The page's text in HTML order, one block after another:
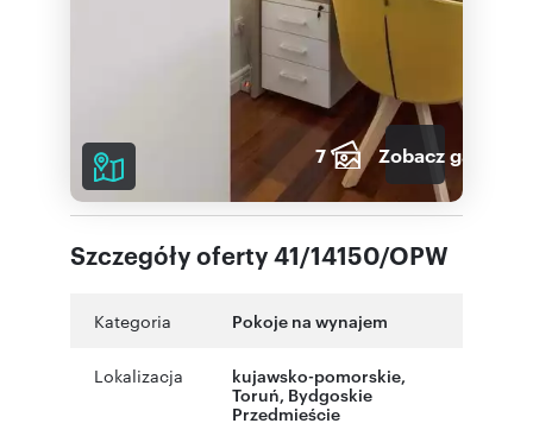
7 Zobacz galerię
Szczegóły oferty 41/14150/OPW
Kategoria Pokoje na wynajem
Lokalizacja kujawsko-pomorskie,
Toruń, Bydgoskie
Przedmieście